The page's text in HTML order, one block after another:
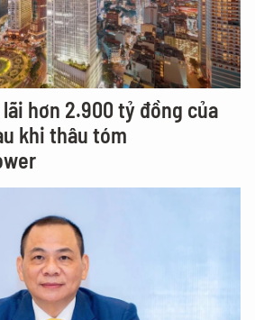
hơn 2.900 tỷ đồng của
khi thâu tóm